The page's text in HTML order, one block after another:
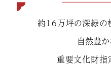
約16万坪の深緑の
自然豊
重要文化財指